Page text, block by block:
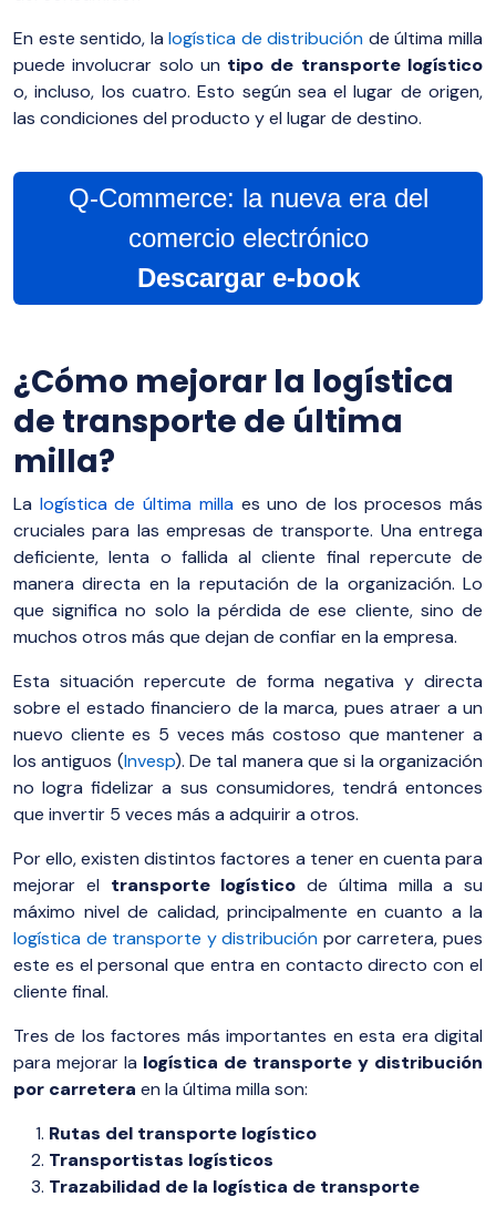
En este sentido, lalogística de distribución de última milla
puede involucrar solo un tipo de transporte logístico
o, incluso, los cuatro. Esto según sea el lugar de origen,
las condiciones del producto y el lugar de destino.
Q-Commerce: la nueva era del
comercio electrónico
Descargar e-book
¿Cómo mejorar la logística
de transporte de última
milla?
La logística de última millaes uno de los procesos más
cruciales para las empresas de transporte. Una entrega
deficiente, lenta o fallida al cliente final repercute de
manera directa en la reputación de la organización. Lo
que significa no solo la pérdida de ese cliente, sino de
muchos otros más que dejan de confiar en la empresa.
Esta situación repercute de forma negativa y directa
sobre el estado financiero de la marca, pues atraer a un
nuevo cliente es 5 veces más costoso que mantener a
los antiguos (Invesp). De tal manera que si la organización
no logra fidelizar a sus consumidores, tendrá entonces
que invertir 5 veces más a adquirir a otros.
Por ello, existen distintos factores a tener en cuenta para
mejorar el transporte logístico de última milla a su
máximo nivel de calidad, principalmente en cuanto a la
logística de transporte y distribución por carretera, pues
este es el personal que entra en contacto directo con el
cliente final.
Tres de los factores más importantes en esta era digital
para mejorar la logística de transporte y distribución
por carretera en la última milla son:
Rutas del transporte logístico
Transportistas logísticos
Trazabilidad de la logística de transporte